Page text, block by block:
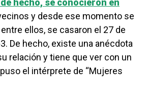
y desde ese momento se
ellos, se casaron el 27 de
De hecho, existe una anécdota
relación y tiene que ver con un
el intérprete de “Mujeres